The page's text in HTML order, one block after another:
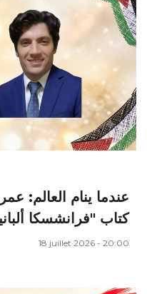
عندما ينام العالم:
كتاب "فرانشسكا
18 juillet 2026 - 20:00